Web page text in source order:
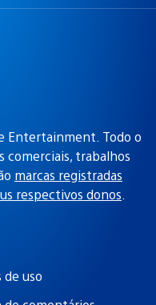
Entertainment. Todo o
comerciais, trabalhos
marcas registradas
respectivos donos.
de uso